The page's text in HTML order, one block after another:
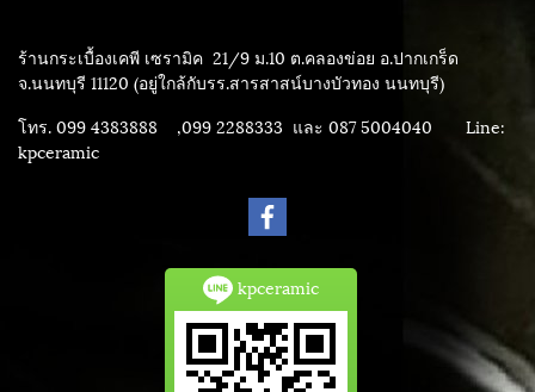
ร้านกระเบื้องเคพี เซรามิค 21/9 ม.10 ต.คลองข่อย อ.ปากเกร็ด
จ.นนทบุรี 11120 (อยู่ใกล้กับรร.สารสาสน์บางบัวทอง นนทบุรี)
โทร. 099 4383888 ,099 2288333 และ 087 5004040 Line:
kpceramic
kpceramic